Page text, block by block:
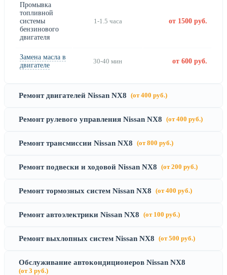
Промывка
топливной
системы
бензинового
двигателя
1-1.5 часа от 1500 руб.
Замена масла в
двигателе
30-40 мин от 600 руб.
Ремонт двигателей Nissan NX8 (от 400 руб.)
Ремонт рулевого управления Nissan NX8 (от 400 руб.)
Ремонт трансмиссии Nissan NX8 (от 800 руб.)
Ремонт подвески и ходовой Nissan NX8 (от 200 руб.)
Ремонт тормозных систем Nissan NX8 (от 400 руб.)
Ремонт автоэлектрики Nissan NX8 (от 100 руб.)
Ремонт выхлопных систем Nissan NX8 (от 500 руб.)
Обслуживание автокондиционеров Nissan NX8
(от 3 руб.)